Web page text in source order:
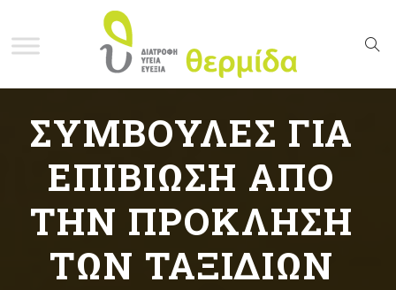
ΣΥΜΒΟΥΛΕΣ ΓΙΑ
ΕΠΙΒΙΩΣΗ ΑΠΟ
ΤΗΝ ΠΡΟΚΛΗΣΗ
ΤΩΝ ΤΑΞΙΔΙΩΝ